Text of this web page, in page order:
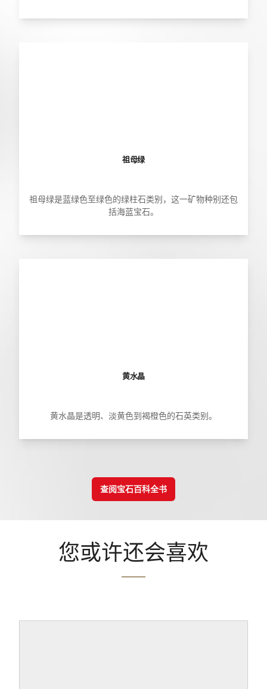
祖母绿
祖母绿是蓝绿色至绿色的绿柱石类别，这一矿物种别还包
括海蓝宝石。
黄水晶
黄水晶是透明、淡黄色到褐橙色的石英类别。
查阅宝石百科全书
您或许还会喜欢